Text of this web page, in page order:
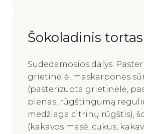
Šokoladinis tortas
Sudedamosios dalys:
grietinėlė, maskarponės
(pasterizuota grietinėlė,
pienas, rūgštingumą
medžiaga citrinų rūgštis),
(kakavos masė, cukus,